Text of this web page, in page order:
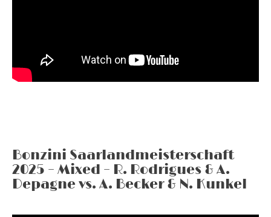
Bonzini Saarlandmeisterschaft
2025 – Mixed – R. Rodrigues & A.
Depagne vs. A. Becker & N. Kunkel